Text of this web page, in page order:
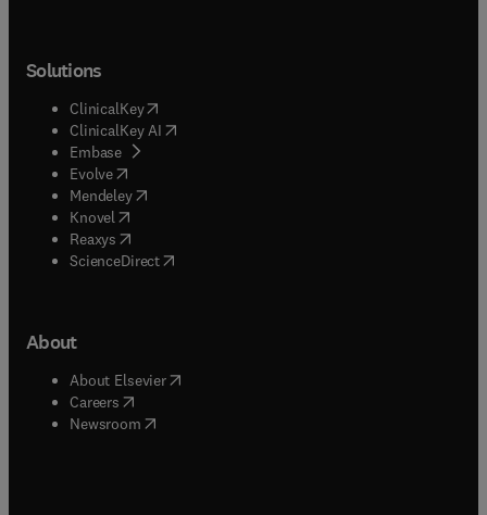
Solutions
ClinicalKey(opens in new tab/window
ClinicalKey AI opens in new tab/window
Embase( opens in new tab/window
Evolve(opens in new tab/window
Mendeley( opens in new tab/window
Knovel (opens in new tab/window
Reaxys (opens in new tab/window
ScienceDirect(opens in new tab/window
About
About Elsevier( opens in new tab/window
Careers opens in new tab/window
Newsroom( opens in new tab/window